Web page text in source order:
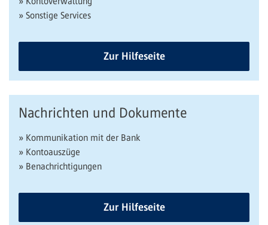
» Sonstige Services
Zur Hilfeseite
Nachrichten und Dokumente
» Kommunikation mit der Bank
» Kontoauszüge
» Benachrichtigungen
Zur Hilfeseite